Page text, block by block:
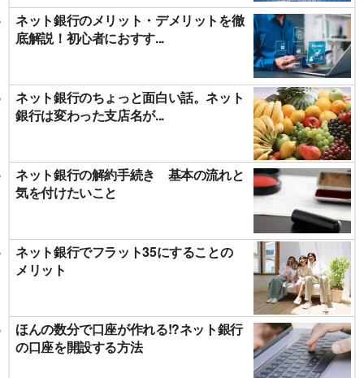
ネット銀行のメリット・デメリットを徹
底解説！初心者におすす...
ネット銀行のちょっと面白い話。ネット
銀行は変わった支店名が...
ネット銀行の解約手続き 基本の流れと
気を付けたいこと
ネット銀行でフラット35にすることの
メリット
ほんの数分で口座が作れる!?ネット銀行
の口座を開設する方法